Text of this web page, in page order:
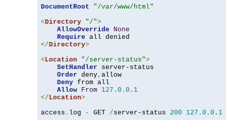
DocumentRoot
"/var/www/html"
<Directory "/">
AllowOverride
None
Require
</Directory>
<Location "/server-status">
SetHandler server-status
Order deny, allow
Deny from all
Allow From 127.0 . 0.1
</Location>
access . log - GET /server-status 200 127.0 . 0.1